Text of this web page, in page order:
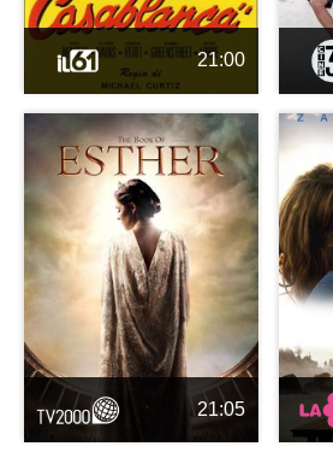
21:00
21:05